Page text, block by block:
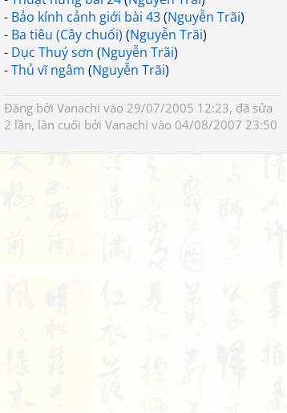
- Bảo kính cảnh giới bài 43(Nguyễn Trãi)
- Ba tiêu (Cây chuối) (Nguyễn Trãi)
- Dục Thuý sơn (Nguyễn Trãi)
-Thủ vĩ ngâm (Nguyễn Trãi)
Đăng bởi Vanachi vào 29/07/2005 12:23, đã sửa
2 lần, lần cuối bởi Vanachi vào 04/08/2007 23:50